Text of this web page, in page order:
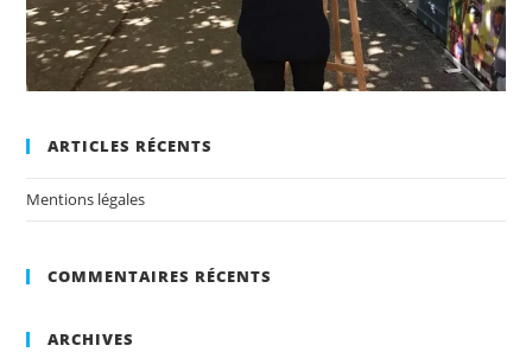
ARTICLES RÉCENTS
Mentions légales
COMMENTAIRES RÉCENTS
ARCHIVES